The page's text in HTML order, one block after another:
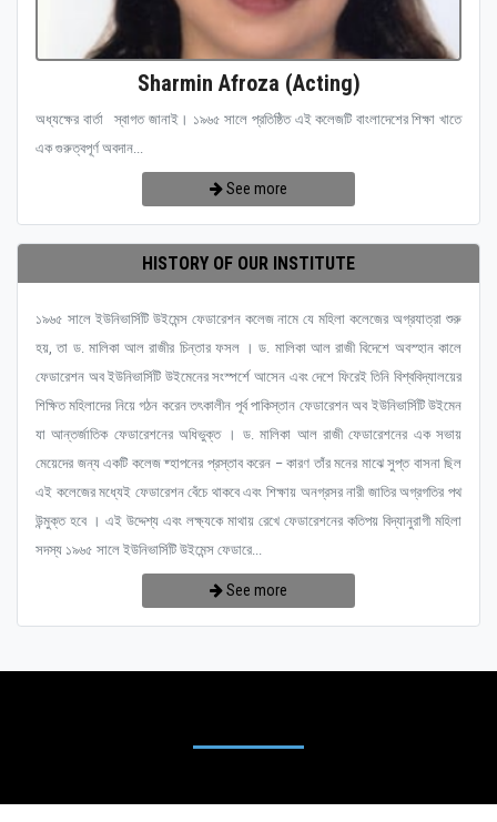
Sharmin Afroza (Acting)
অধ্যক্ষের বার্তা স্বাগত জানাই। ১৯৬৫ সালে প্রতিষ্ঠিত এই কলেজটি বাংলাদেশের শিক্ষা খাতে
এক গুরুত্বপূর্ণ অবদান...
See more
HISTORY OF OUR INSTITUTE
১৯৬৫ সালে ইউনিভার্সিটি উইমেন্স ফেডারেশন কলেজ নামে যে মহিলা কলেজের অগ্রযাত্রা শুরু
হয়, তা ড. মালিকা আল রাজীর চিন্তার ফসল । ড. মালিকা আল রাজী বিদেশে অবস্হান কালে
ফেডারেশন অব ইউনিভার্সিটি উইমেনের সংস্পর্শে আসেন এবং দেশে ফিরেই তিনি বিশ্ববিদ্যালয়ের
শিক্ষিত মহিলাদের নিয়ে গঠন করেন তৎকালীন পূর্ব পাকিস্তান ফেডারেশন অব ইউনিভার্সিটি উইমেন
যা আন্তর্জাতিক ফেডারেশনের অধিভুক্ত । ড. মালিকা আল রাজী ফেডারেশনের এক সভায়
মেয়েদের জন্য একটি কলেজ ষ্হাপনের প্রস্তাব করেন – কারণ তাঁর মনের মাঝে সুপ্ত বাসনা ছিল
এই কলেজের মধ্যেই ফেডারেশন বেঁচে থাকবে এবং শিক্ষায় অনগ্রসর নারী জাতির অগ্রগতির পথ
উন্মুক্ত হবে । এই উদ্দেশ্য এবং লক্ষ্যকে মাথায় রেখে ফেডারেশনের কতিপয় বিদ্যানুরাগী মহিলা
সদস্য ১৯৬৫ সালে ইউনিভার্সিটি উইমেন্স ফেডারে...
See more